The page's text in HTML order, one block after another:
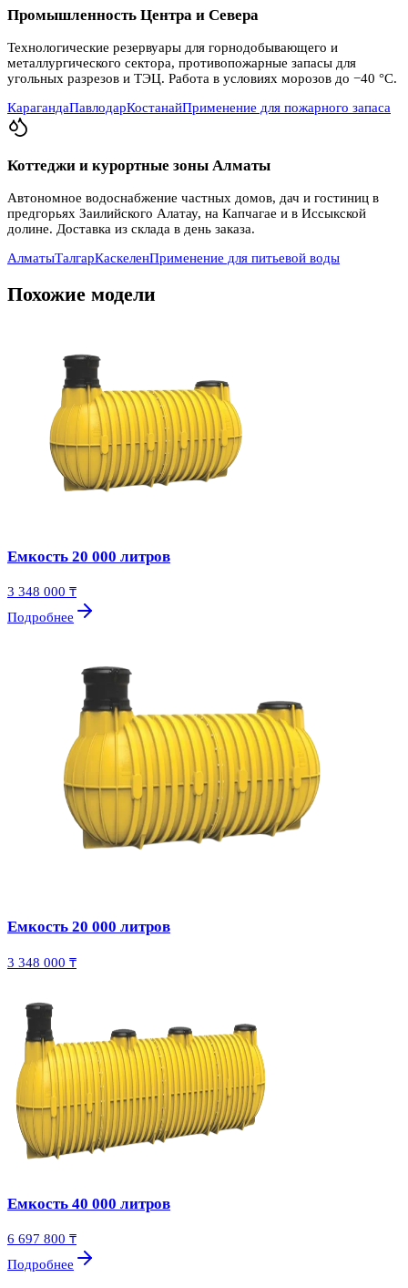
Промышленность Центра и Севера
Технологические резервуары для горнодобывающего и
металлургического сектора, противопожарные запасы для
угольных разрезов и ТЭЦ. Работа в условиях морозов до −40 °C.
КарагандаПавлодарКостанайПрименение для пожарного запаса
Коттеджи и курортные зоны Алматы
Автономное водоснабжение частных домов, дач и гостиниц в
предгорьях Заилийского Алатау, на Капчагае и в Иссыкской
долине. Доставка из склада в день заказа.
АлматыТалгарКаскеленПрименение для питьевой воды
Похожие модели
Емкость 20 000 литров
3 348 000 ₸
Подробнее
Емкость 20 000 литров
3 348 000 ₸
Емкость 40 000 литров
6 697 800 ₸
Подробнее